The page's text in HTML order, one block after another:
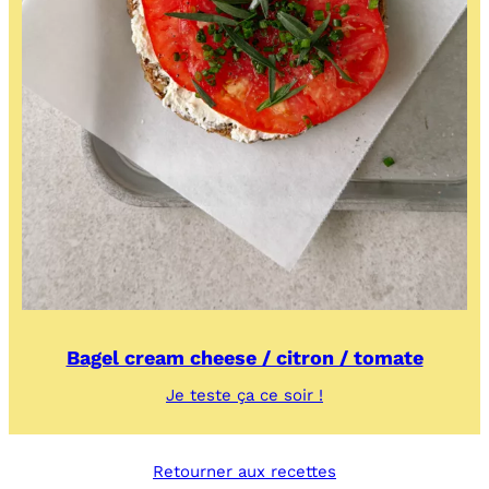
Bagel cream cheese / citron / tomate
Je teste ça ce soir !
cream
/
Retourner aux recettes